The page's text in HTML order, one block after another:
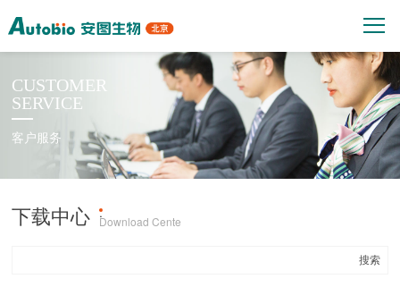
CUSTOMER
SERVICE
客户服务
下载中心 ·Download Cente